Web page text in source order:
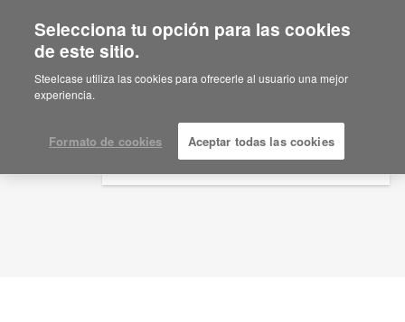
Are you in United States?
Would you like to see Products we sell in
your region?
English
Español
Idea de planificación
ID: HD8BK3ME
Selecciona tu opción para las cookies
de este sitio.
Steelcase utiliza las cookies para ofrecerle al usuario una mejor
experiencia.
Formato de cookies Aceptar todas las cookies